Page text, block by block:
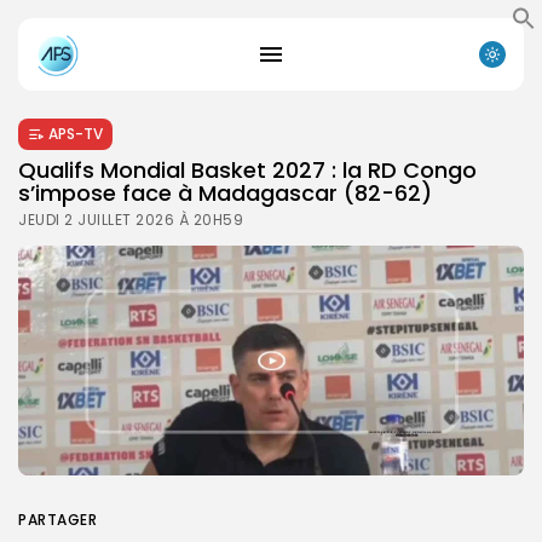
APS-TV
Qualifs Mondial Basket 2027 : la RD Congo
s’impose face à Madagascar (82-62)
JEUDI 2 JUILLET 2026 À 20H59
PARTAGER